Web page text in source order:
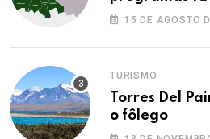
Ocidental
15 DE AGOSTO
TURISMO
Torres Del
o fôlego